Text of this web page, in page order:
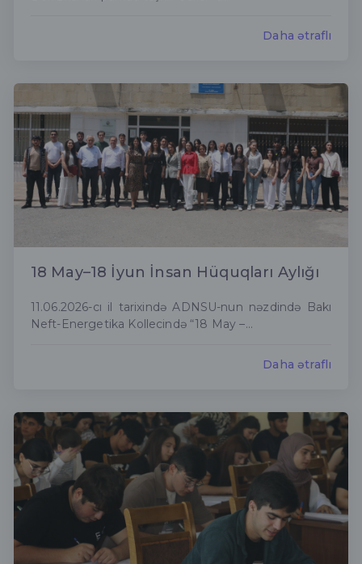
Daha ətraflı
18 May–18 İyun İnsan Hüquqları Aylığı
11.06.2026-cı il tarixində ADNSU-nun nəzdində Bakı
Neft-Energetika Kollecində “18 May –...
Daha ətraflı